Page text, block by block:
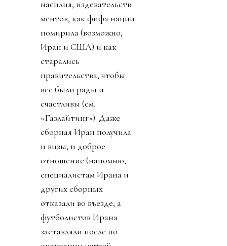
насилия, издевательств
ментов, как фифа нации
помирила (возможно,
Иран и США) и как
старались
правительства, чтобы
все были рады и
счастливы (см.
«Газлайтинг»). Даже
сборная Иран получила
и визы, и доброе
отношение (напомню,
специалистам Ирана и
других сборных
отказали во въезде, а
футболистов Ирана
заставляли после по